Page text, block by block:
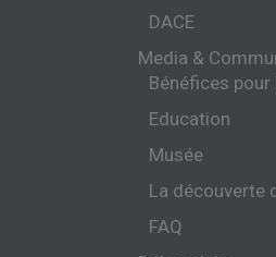
DACE
Media &
Bénéfices
Education
Musée
La découverte
FAQ